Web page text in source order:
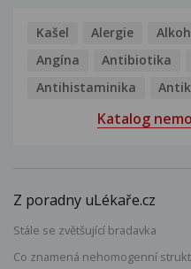
Kašel Alergie
Angína
Antibiotika
Antihistaminika
Katalog
Z poradny uLékaře.cz
Stále se zvětšující bradavka
Co znamená nehomogenní